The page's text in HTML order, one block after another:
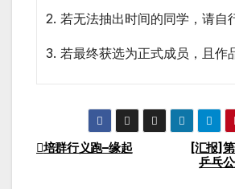
2. 若无法抽出时间的同学，请自
3. 若最终获选为正式成员，且作
[汇报]
乒乓
培群行义跑–缘起